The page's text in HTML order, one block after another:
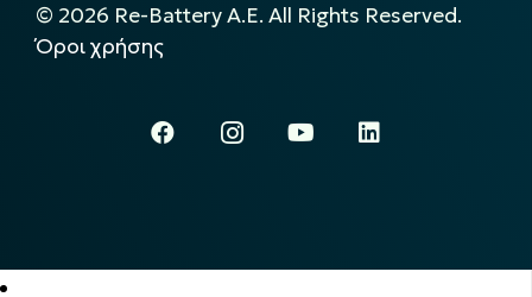
© 2026 Re-Battery A.E. All Rights Reserved.
Όροι χρήσης